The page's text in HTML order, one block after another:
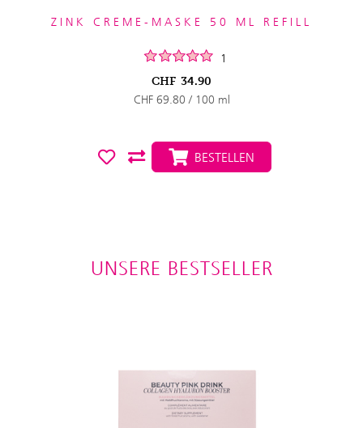
ZINK CREME-MASKE 50 ML REFILL
1
CHF 34.90
CHF 69.80 / 100 ml
BESTELLEN
UNSERE BESTSELLER